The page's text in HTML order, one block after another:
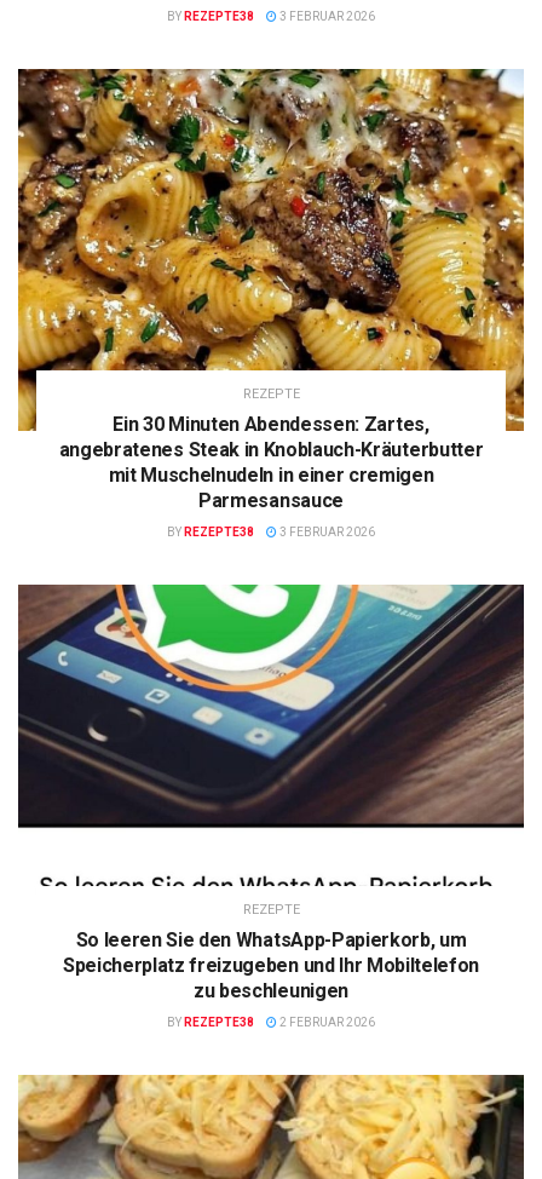
BY REZEPTE38 3 FEBRUAR 2026
REZEPTE
Ein 30 Minuten Abendessen: Zartes,
angebratenes Steak in Knoblauch-Kräuterbutter
mit Muschelnudeln in einer cremigen
Parmesansauce
BY REZEPTE38 3 FEBRUAR 2026
REZEPTE
So leeren Sie den WhatsApp-Papierkorb, um
Speicherplatz freizugeben und Ihr Mobiltelefon
zu beschleunigen
BY REZEPTE38 2 FEBRUAR 2026